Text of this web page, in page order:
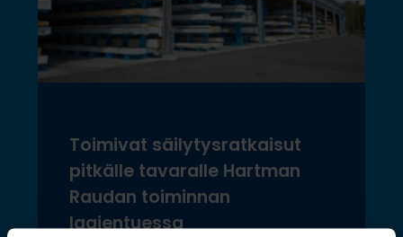
Toimivat säilytysratkaisut
pitkälle tavaralle Hartman
Raudan toiminnan
laajentuessa